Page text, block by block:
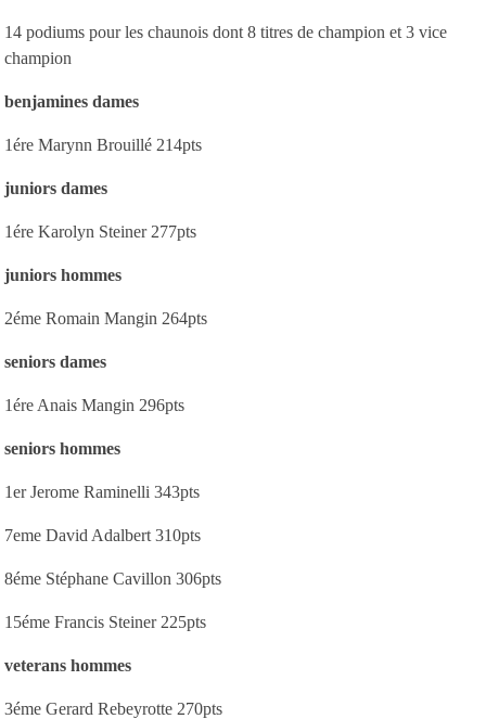
14 podiums pour les chaunois dont 8 titres de champion et 3 vice
champion
benjamines dames
1ére Marynn Brouillé 214pts
juniors dames
1ére Karolyn Steiner 277pts
juniors hommes
2éme Romain Mangin 264pts
seniors dames
1ére Anais Mangin 296pts
seniors hommes
1er Jerome Raminelli 343pts
7eme David Adalbert 310pts
8éme Stéphane Cavillon 306pts
15éme Francis Steiner 225pts
veterans hommes
3éme Gerard Rebeyrotte 270pts